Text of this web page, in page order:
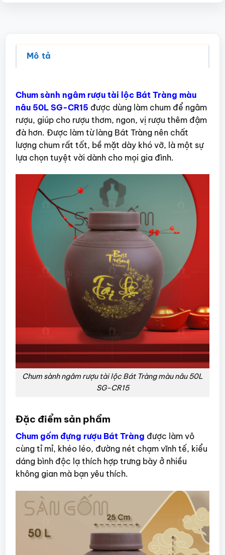
Mô tả
Chum sành ngâm rượu tài lộc Bát Tràng màu
nâu 50L SG-CR15 được dùng làm chum để ngâm
rượu, giúp cho rượu thơm, ngon, vị rượu thêm đậm
đà hơn. Được làm từ làng Bát Tràng nên chất
lượng chum rất tốt, bề mặt dày khó vỡ, là một sự
lựa chọn tuyệt vời dành cho mọi gia đình.
Chum sành ngâm rượu tài lộc Bát Tràng màu nâu 50L
SG-CR15
Đặc điểm sản phẩm
Chum gốm đựng rượu Bát Tràng được làm vô
cùng tỉ mỉ, khéo léo, đường nét chạm vĩnh tế, kiểu
dáng bình độc lạ thích hợp trưng bày ở nhiều
không gian mà bạn yêu thích.